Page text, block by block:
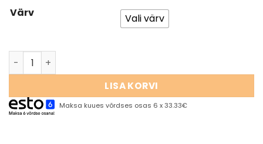
Värv Vali värv
LISA KORVI
Maksa kuues võrdses osas 6 x 33.33€